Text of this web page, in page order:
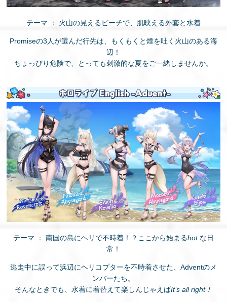
テーマ ： 火山の見えるビーチで、肌映える外套と水着
Promiseの3人が選んだ行先は、もくもくと煙を吐く火山のある海
辺！
ちょっぴり危険で、とっても刺激的な夏をご一緒しませんか。
テーマ ： 南国の島にヘリで不時着！？ここから始まるhotな日
常！
逃走中に誤って浜辺にヘリコプターを不時着させた、Adventのメ
ンバーたち。
そんなときでも、水着に着替えて楽しんじゃえばIt’s all right！